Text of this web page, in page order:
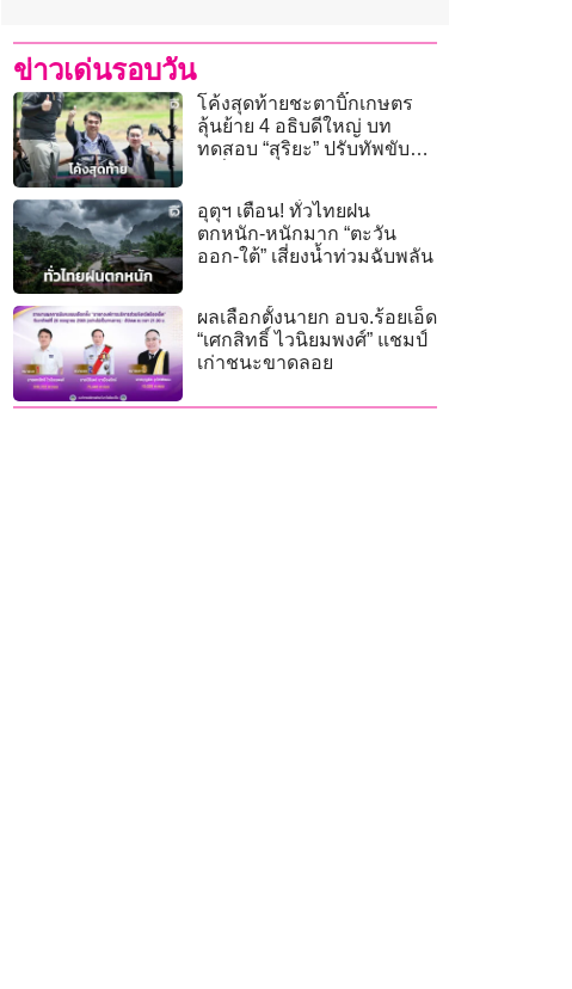
ข่าวเด่นรอบวัน
โค้งสุดท้ายชะตาบิ๊กเกษตร
ลุ้นย้าย 4 อธิบดีใหญ่ บท
ทดสอบ “สุริยะ” ปรับทัพขับ
อุตุฯ เตือน! ทั่วไทยฝน
ตกหนัก-หนักมาก “ตะวัน
ออก-ใต้” เสี่ยงน้ำท่วมฉับพลัน
ผลเลือกตั้งนายก อบจ.ร้อยเอ็ด
“เศกสิทธิ์ ไวนิยมพงศ์” แชมป์
เก่าชนะขาดลอย